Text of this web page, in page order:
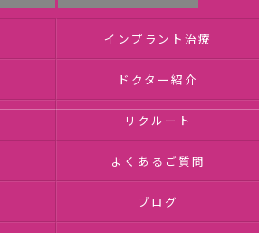
インプラント治療
ドクター紹介
リクルート
よくあるご質問
ブログ